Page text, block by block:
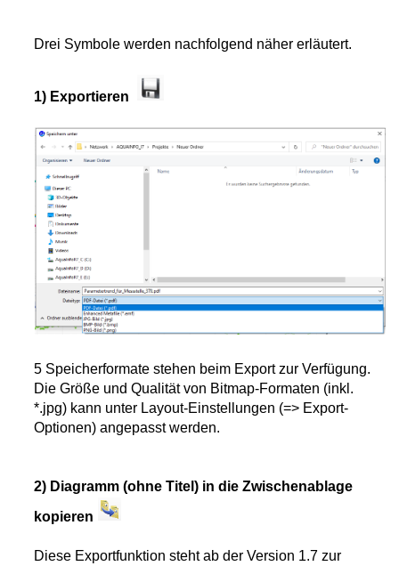
(Gate-Auswertung)
(Gate-Auswertung)
Drei Symbole werden nachfolgend näher erläutert.
1) Exportieren
5 Speicherformate stehen beim Export zur Verfügung.
Die Größe und Qualität von Bitmap-Formaten (inkl.
*.jpg) kann unter Layout-Einstellungen (=> Export-
Optionen) angepasst werden.
2) Diagramm (ohne Titel) in die Zwischenablage
kopieren
Diese Exportfunktion steht ab der Version 1.7 zur